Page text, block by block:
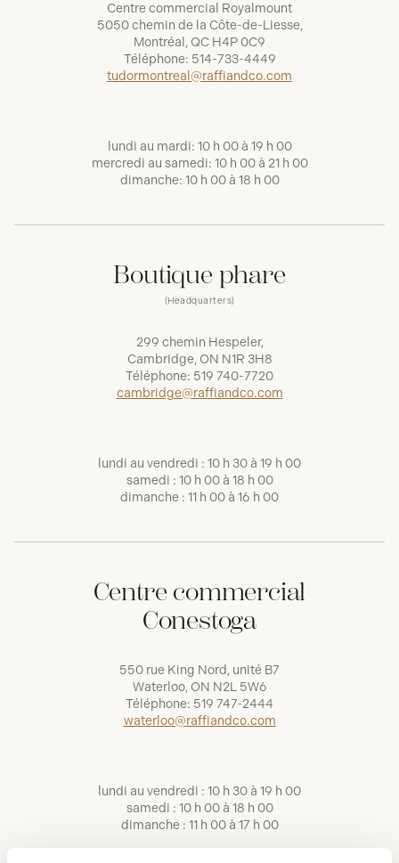
Centre commercial Royalmount
5050 chemin de la Côte-de-Liesse,
Montréal, QC H4P 0C9
Téléphone: 514-733-4449
tudormontreal@raffiandco.com
lundi au mardi: 10 h 00 à 19 h 00
mercredi au samedi: 10 h 00 à 21 h 00
dimanche: 10 h 00 à 18 h 00
Boutique phare
(Headquarters)
299 chemin Hespeler,
Cambridge, ON N1R 3H8
Téléphone: 519 740-7720
cambridge@raffiandco.com
lundi au vendredi : 10 h 30 à 19 h 00
samedi : 10 h 00 à 18 h 00
dimanche : 11 h 00 à 16 h 00
Centre commercial
Conestoga
550 rue King Nord, unité B7
Waterloo, ON N2L 5W6
Téléphone: 519 747-2444
waterloo@raffiandco.com
lundi au vendredi : 10 h 30 à 19 h 00
samedi : 10 h 00 à 18 h 00
dimanche : 11 h 00 à 17 h 00